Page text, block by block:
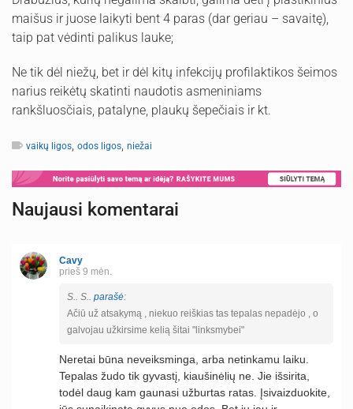
maišus ir juose laikyti bent 4 paras (dar geriau – savaitę),
taip pat vėdinti palikus lauke;
Ne tik dėl niežų, bet ir dėl kitų infekcijų profilaktikos šeimos
narius reikėtų skatinti naudotis asmeniniams
rankšluosčiais, patalyne, plaukų šepečiais ir kt.
vaikų ligos, odos ligos, niežai
Naujausi komentarai
Cavy
prieš 9 mėn.
S.. S.. parašė:
Ačiū už atsakymą , niekuo reiškias tas tepalas nepadėjo , o
galvojau užkirsime kelią šitai "linksmybei"
Neretai būna neveiksminga, arba netinkamu laiku.
Tepalas žudo tik gyvastį, kiaušinėlių ne. Jie išsirita,
todėl daug kam gaunasi užburtas ratas. Įsivaizduokite,